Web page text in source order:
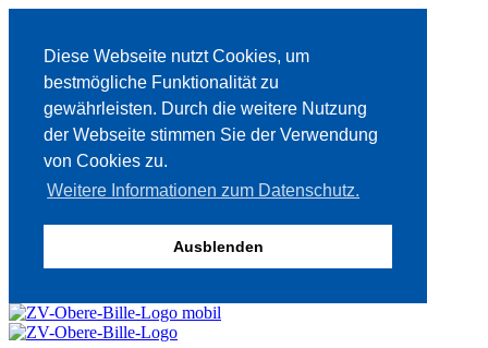
Diese Webseite nutzt Cookies, um
bestmögliche Funktionalität zu
gewährleisten. Durch die weitere Nutzung
der Webseite stimmen Sie der Verwendung
von Cookies zu.
Weitere Informationen zum Datenschutz.
Ausblenden